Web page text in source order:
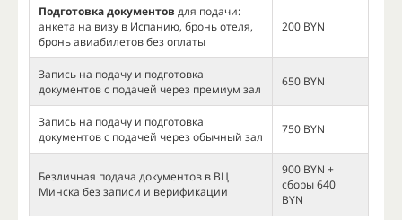
Подготовка документов для подачи:
анкета на визу в Испанию, бронь отеля,
бронь авиабилетов без оплаты
200 BYN
Запись на подачу и подготовка
документов с подачей через премиум зал
650 BYN
Запись на подачу и подготовка
документов с подачей через обычный зал
750 BYN
Безличная подача документов в ВЦ
Минска без записи и верификации
900 BYN +
сборы 640
BYN